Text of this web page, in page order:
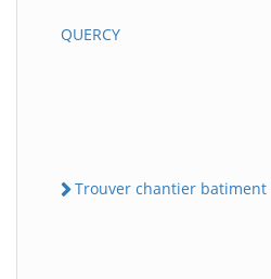
QUERCY
Trouver chantier batiment